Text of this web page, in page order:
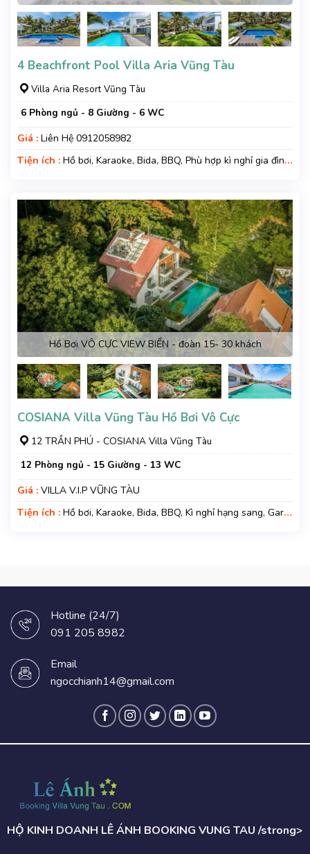
4 Beachfront Pool Villa Aria Vũng Tàu
Villa Aria Resort Vũng Tàu
6 Phòng ngủ - 8 Giường - 6 WC
Giá : Liên Hệ 0912058982
Tiện ích : Hồ bơi, Karaoke, Bida, BBQ, Phù hợp kì nghỉ gia đình,
Hồ Bơi VÔ CỰC VIEW BIỂN - đoàn 15- 30 khách
COSIANA Villa Vũng Tàu Hồ Bơi Vô Cực
12 TRẦN PHÚ - COSIANA Villa Vũng Tàu
12 Phòng ngủ - 15 Giường - 13 WC
Giá : VILLA V.I.P VŨNG TÀU
Tiện ích : Hồ bơi, Karaoke, Bida, BBQ, Kì nghỉ hạng sang, Gara
Hotline (24/7)
091 205 8982
Email
ngocchianh14@gmail.com
HỘ KINH DOANH LÊ ÁNH BOOKING VUNG TAU /strong>